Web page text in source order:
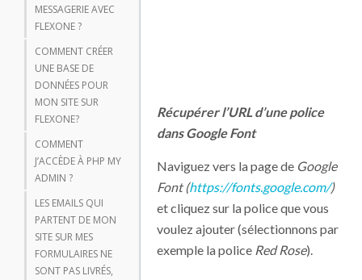
MESSAGERIE AVEC
FLEXONE ?
COMMENT CRÉER
UNE BASE DE
DONNÉES POUR
MON SITE SUR
FLEXONE?
COMMENT
J’ACCÈDE À PHP MY
ADMIN ?
LES EMAILS QUI
PARTENT DE MON
SITE SUR MES
FORMULAIRES NE
SONT PAS LIVRÉS,
Récupérer l’URL d’une police
dans Google Font
Naviguez vers la page de Google
Font (https://fonts.google.com/)
et cliquez sur la police que vous
voulez ajouter (sélectionnons par
exemple la police Red Rose).